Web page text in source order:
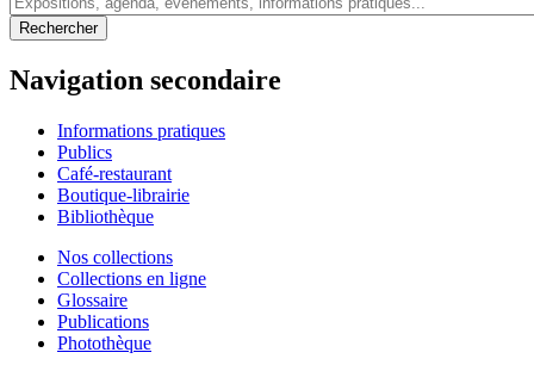
Navigation secondaire
Informations pratiques
Publics
Café-restaurant
Boutique-librairie
Bibliothèque
Nos collections
Collections en ligne
Glossaire
Publications
Photothèque